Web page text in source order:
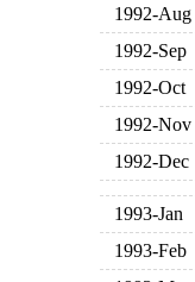
1992-Aug
1992-Sep
1992-Oct
1992-Nov
1992-Dec
1993-Jan
1993-Feb